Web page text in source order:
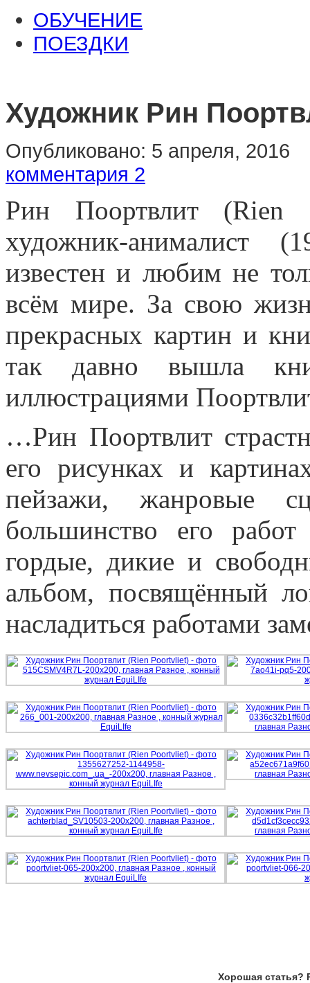
ОБУЧЕНИЕ
ПОЕЗДКИ
Художник Рин
Опубликовано: 5 апреля, 2016
комментария 2
Рин Поортвлит
художник-анималист
известен и любим не
всём мире. За свою
прекрасных картин и
так давно вышла
иллюстрациями
…Рин Поортвлит
его рисунках и
пейзажи, жанровые
большинство его
гордые, дикие и
альбом, посвящённый
насладиться работами
Хорошая статья?